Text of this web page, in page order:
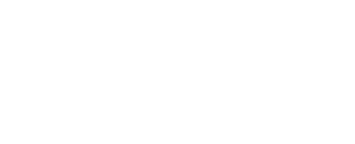
款社交产品，包含平
营的同好/同校社区
发现感兴趣的用户
互助、 表白交友、
在这里有趣的搭子
人尽情畅聊～
此时
加入老乡圈深联故
现